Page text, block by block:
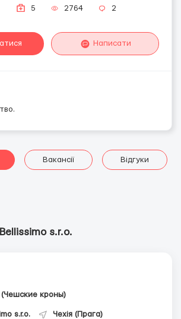
5 2764 2
Написати
Вакансії Відгуки
Bellissimo s.r.o.
кроны)
s.r.o. Чехія (Прага)